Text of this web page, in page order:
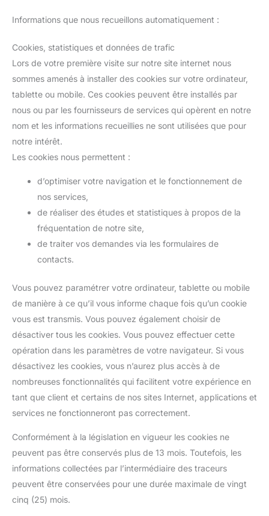
Informations que nous recueillons automatiquement :
Cookies, statistiques et données de trafic
Lors de votre première visite sur notre site internet nous
sommes amenés à installer des cookies sur votre ordinateur,
tablette ou mobile. Ces cookies peuvent être installés par
nous ou par les fournisseurs de services qui opèrent en notre
nom et les informations recueillies ne sont utilisées que pour
notre intérêt.
Les cookies nous permettent :
d’optimiser votre navigation et le fonctionnement de
nos services,
de réaliser des études et statistiques à propos de la
fréquentation de notre site,
de traiter vos demandes via les formulaires de
contacts.
Vous pouvez paramétrer votre ordinateur, tablette ou mobile
de manière à ce qu’il vous informe chaque fois qu’un cookie
vous est transmis. Vous pouvez également choisir de
désactiver tous les cookies. Vous pouvez effectuer cette
opération dans les paramètres de votre navigateur. Si vous
désactivez les cookies, vous n’aurez plus accès à de
nombreuses fonctionnalités qui facilitent votre expérience en
tant que client et certains de nos sites Internet, applications et
services ne fonctionneront pas correctement.
Conformément à la législation en vigueur les cookies ne
peuvent pas être conservés plus de 13 mois. Toutefois, les
informations collectées par l’intermédiaire des traceurs
peuvent être conservées pour une durée maximale de vingt
cinq (25) mois.